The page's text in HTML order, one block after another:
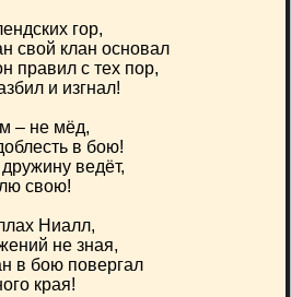
гор,
свой клан основал
правил с тех пор,
и изгнал!
– не мёд,
в бою!
ведёт,
свою!
Ниалл,
не зная,
в бою повергал
края!